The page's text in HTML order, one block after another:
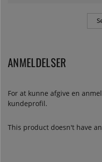
ANMELDELSER
For at kunne afgive en
kundeprofil.
This product doesn't have